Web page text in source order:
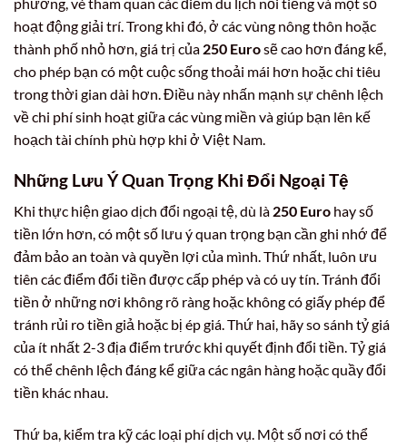
hoạt động giải trí. Trong khi đó, ở các vùng nông thôn hoặc
thành phố nhỏ hơn, giá trị của 250 Eurosẽ cao hơn đáng kể,
cho phép bạn có một cuộc sống thoải mái hơn hoặc chi tiêu
trong thời gian dài hơn. Điều này nhấn mạnh sự chênh lệch
về chi phí sinh hoạt giữa các vùng miền và giúp bạn lên kế
hoạch tài chính phù hợp khi ở Việt Nam.
Những Lưu Ý Quan Trọng Khi Đổi Ngoại Tệ
Khi thực hiện giao dịch đổi ngoại tệ, dù là 250 Euro hay số
tiền lớn hơn, có một số lưu ý quan trọng bạn cần ghi nhớ để
đảm bảo an toàn và quyền lợi của mình. Thứ nhất, luôn ưu
tiên các điểm đổi tiền được cấp phép và có uy tín. Tránh đổi
tiền ở những nơi không rõ ràng hoặc không có giấy phép để
tránh rủi ro tiền giả hoặc bị ép giá. Thứ hai, hãy so sánh tỷ giá
của ít nhất 2-3 địa điểm trước khi quyết định đổi tiền. Tỷ giá
có thể chênh lệch đáng kể giữa các ngân hàng hoặc quầy đổi
tiền khác nhau.
Thứ ba, kiểm tra kỹ các loại phí dịch vụ. Một số nơi có thể